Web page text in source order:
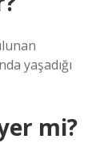
yaşadığı
mi?